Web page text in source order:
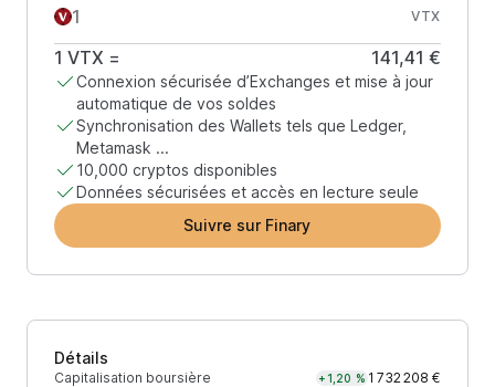
VTX
1 VTX = 141,41 €
Connexion sécurisée d’Exchanges et mise à jour
automatique de vos soldes
Synchronisation des Wallets tels que Ledger,
Metamask ...
10,000 cryptos disponibles
Données sécurisées et accès en lecture seule
Suivre sur Finary
Détails
Capitalisation boursière +1,20 % 1 732 208 €